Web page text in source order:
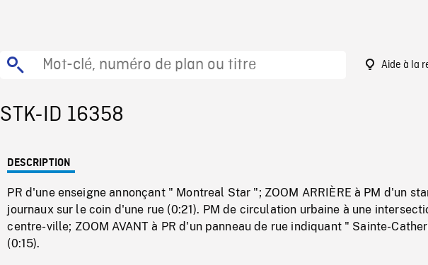
Aide à la
STK-ID 16358
DESCRIPTION
PR d'une enseigne annonçant " Montreal Star "; ZOOM ARRIÈRE à PM d'un
journaux sur le coin d'une rue (0:21). PM de circulation urbaine à une
centre-ville; ZOOM AVANT à PR d'un panneau de rue indiquant " Sainte-
(0:15).